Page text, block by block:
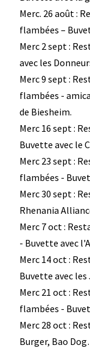
Merc. 26 août :
flambées –
Merc 2 sept :
avec les
Merc 9 sept :
flambées -
de Biesheim.
Merc 16 sept :
Buvette avec le
Merc 23 sept :
flambées -
Merc 30 sept :
Rhenania
Merc 7 oct :
- Buvette avec
Merc 14 oct :
Buvette avec
Merc 21 oct :
flambées -
Merc 28 oct :
Burger, Bao